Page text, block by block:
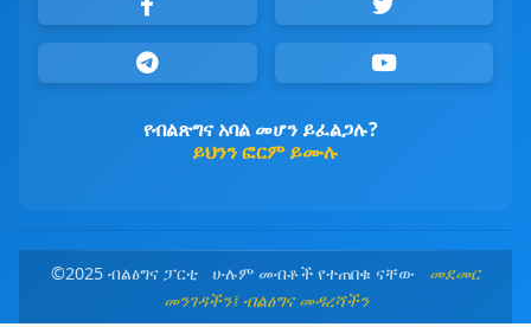
የብልጽግና አባል መሆን ይፈልጋሉ?
ይህንን ፎርም ይሙሉ
©2025 ብልፅግና ፓርቲ ሁሉም መብቶች የተጠበቁ ናቸው መደመር
መንገዳችን፤ ብልፅግና መዳረሻችን